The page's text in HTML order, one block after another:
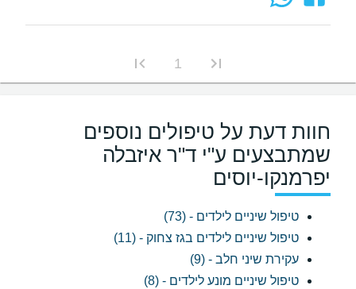
1
חוות דעת על טיפולים נוספים
שמתבצעים ע"י ד"ר איזבלה
יפרמנקו-יוסים
טיפול שיניים לילדים - (73)
טיפול שיניים לילדים בגז צחוק - (11)
עקירת שיני חלב - (9)
טיפול שיניים מונע לילדים - (8)